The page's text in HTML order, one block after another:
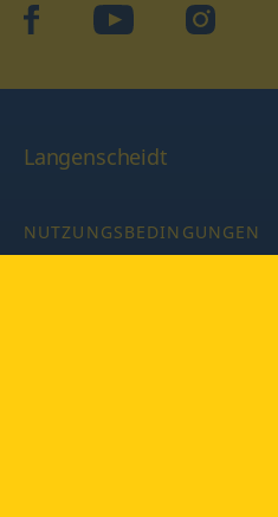
facebookYouTube Instagram
Langenscheidt
NUTZUNGSBEDINGUNGEN